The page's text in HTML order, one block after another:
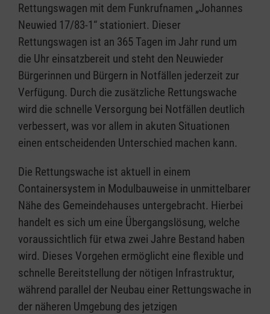
Rettungswagen mit dem Funkrufnamen „Johannes
Neuwied 17/83-1“ stationiert. Dieser
Rettungswagen ist an 365 Tagen im Jahr rund um
die Uhr einsatzbereit und steht den Neuwieder
Bürgerinnen und Bürgern in Notfällen jederzeit zur
Verfügung. Durch die zusätzliche Rettungswache
wird die schnelle Versorgung bei Notfällen deutlich
verbessert, was vor allem in akuten Situationen
einen entscheidenden Unterschied machen kann.
Die Rettungswache ist aktuell in einem
Containersystem in Modulbauweise in unmittelbarer
Nähe des Gemeindehauses untergebracht. Hierbei
handelt es sich um eine Übergangslösung, welche
voraussichtlich für etwa zwei Jahre Bestand haben
wird. Dieses Vorgehen ermöglicht eine flexible und
schnelle Bereitstellung der nötigen Infrastruktur,
während parallel der Neubau einer Rettungswache in
der näheren Umgebung des jetzigen